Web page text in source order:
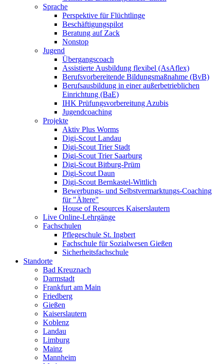
Sprache
Perspektive für Flüchtlinge
Beschäftigungspilot
Beratung auf Zack
Nonstop
Jugend
Übergangscoach
Assistierte Ausbildung flexibel (AsAflex)
Berufsvorbereitende Bildungsmaßnahme (BvB)
Berufsausbildung in einer außerbetrieblichen
Einrichtung (BaE)
IHK Prüfungsvorbereitung Azubis
Jugendcoaching
Projekte
Aktiv Plus Worms
Digi-Scout Landau
Digi-Scout Trier Stadt
Digi-Scout Trier Saarburg
Digi-Scout Bitburg-Prüm
Digi-Scout Daun
Digi-Scout Bernkastel-Wittlich
Bewerbungs- und Selbstvermarktungs-Coaching
für "Ältere"
House of Resources Kaiserslautern
Live Online-Lehrgänge
Fachschulen
Pflegeschule St. Ingbert
Fachschule für Sozialwesen Gießen
Sicherheitsfachschule
Standorte
Bad Kreuznach
Darmstadt
Frankfurt am Main
Friedberg
Gießen
Kaiserslautern
Koblenz
Landau
Limburg
Mainz
Mannheim